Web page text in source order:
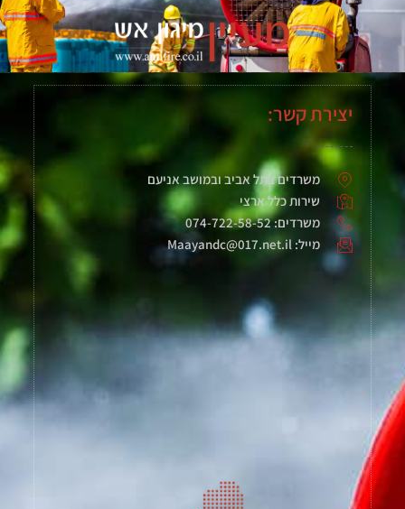
יצירת קשר:
משרדים בתל אביב ובמושב אניעם
שירות כלל ארצי
משרדים: 074-722-58-52
מייל: Maayandc@017.net.il